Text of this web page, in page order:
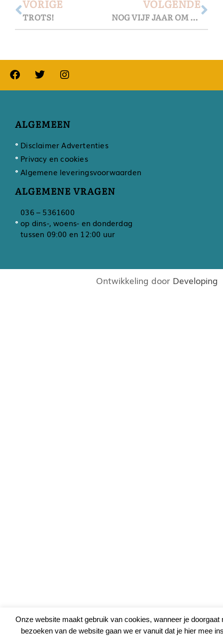
VORIGE
TROTS!
VOLGENDE
NOG VIJF JAAR OM AAN HET IDEE TE WENNEN
ALGEMEEN
Disclaimer Advertenties
Privacy en cookies
Algemene leveringsvoorwaarden
ALGEMENE VRAGEN
036 – 5361600
op dins-, woens- en donderdag
tussen 09:00 en 12:00 uur
Ontwikkeling door Developing
Onze website maakt gebruik van cookies, wanneer je doorgaat
bezoeken van de website gaan we er vanuit dat je hier mee